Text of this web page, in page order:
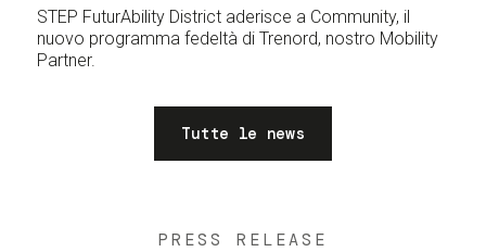
STEP FuturAbility District aderisce a Community, il
nuovo programma fedeltà di Trenord, nostro Mobility
Partner.
Tutte le news
PRESS RELEASE